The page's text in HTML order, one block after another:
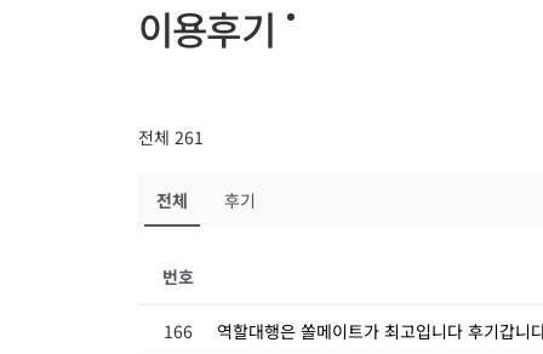
이용후기
전체 261
전체 후기
번호
166 역할대행은 쏠메이트가 최고입니다 후기갑니